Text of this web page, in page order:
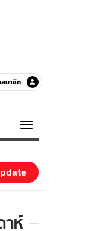
สมาชิก
าห์